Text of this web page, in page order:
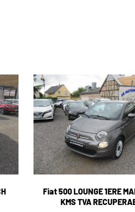
Fiat 500 LOUNGE 1ERE
KMS TVA